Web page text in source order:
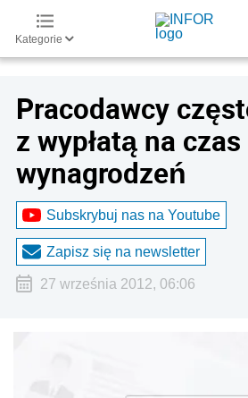
Kategorie
Pracodawcy
z wypłatą na czas
wynagrodzeń
Subskrybuj nas na Youtube
Zapisz się na newsletter
27 września 2012, 06:06